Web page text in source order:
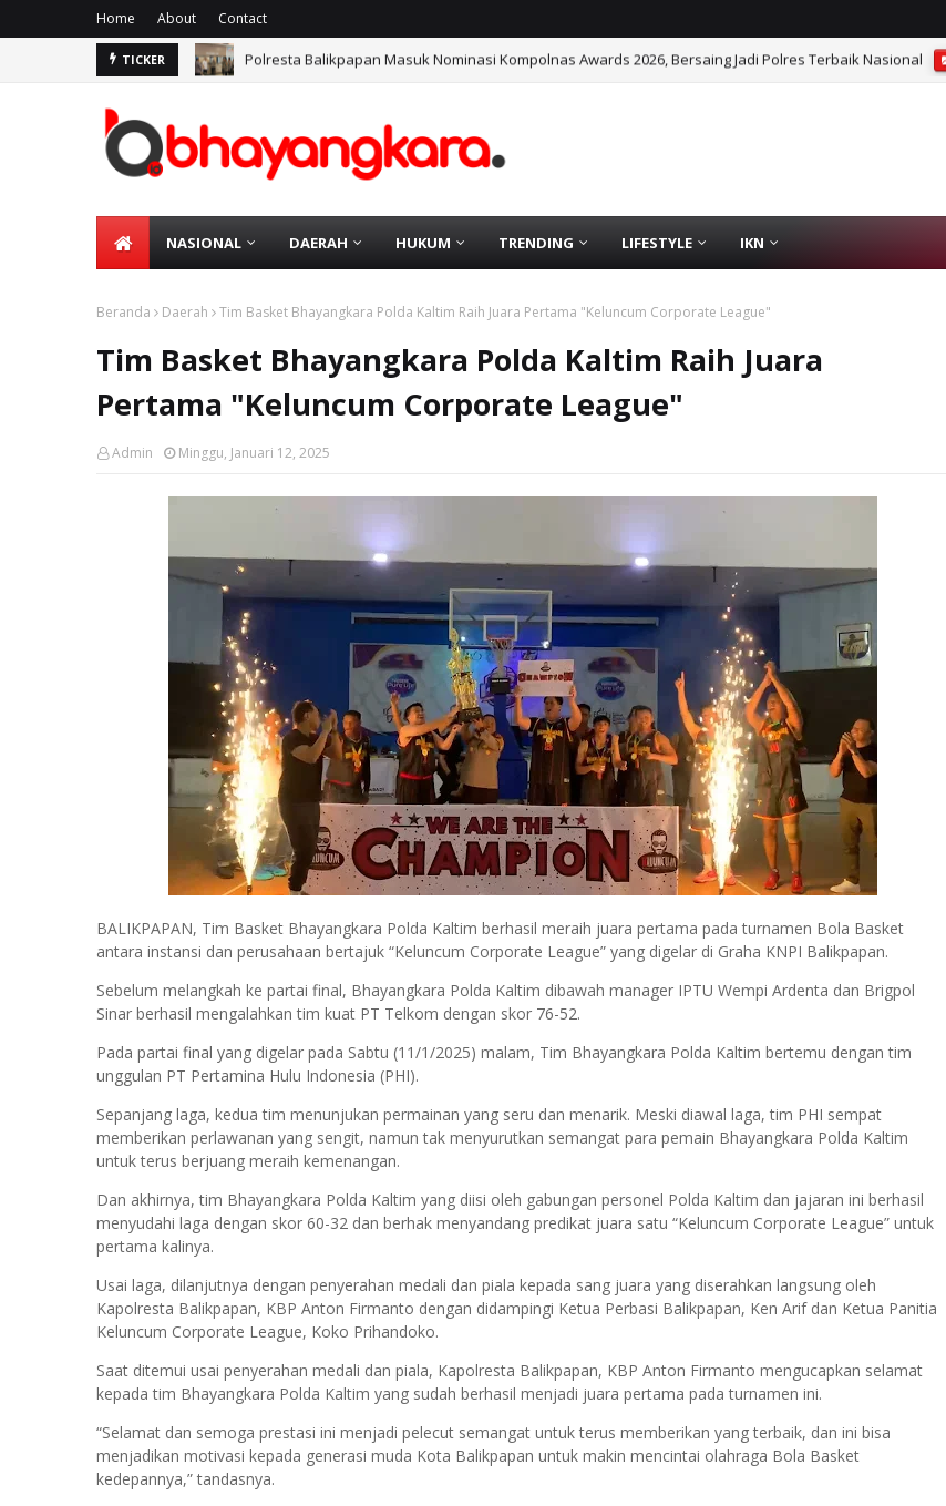
Home About Contact
TICKER
Polresta Balikpapan Masuk Nominasi Kompolnas Awards 2026, Bersaing Jadi Polres Terbaik Nasional
Wakapolresta Balikpapan: Tidak Ada Kompromi bagi Pelaku Kejahatan Narkotika DAERAH
NASIONAL DAERAH HUKUM TRENDING LIFESTYLE IKN
Beranda Daerah Tim Basket Bhayangkara Polda Kaltim Raih Juara Pertama "Keluncum Corporate League"
Tim Basket Bhayangkara Polda Kaltim Raih Juara
Pertama "Keluncum Corporate League"
Admin Minggu, Januari 12, 2025
BALIKPAPAN, Tim Basket Bhayangkara Polda Kaltim berhasil meraih juara pertama pada turnamen Bola Basket
antara instansi dan perusahaan bertajuk “Keluncum Corporate League” yang digelar di Graha KNPI Balikpapan.
Sebelum melangkah ke partai final, Bhayangkara Polda Kaltim dibawah manager IPTU Wempi Ardenta dan Brigpol
Sinar berhasil mengalahkan tim kuat PT Telkom dengan skor 76-52.
Pada partai final yang digelar pada Sabtu (11/1/2025) malam, Tim Bhayangkara Polda Kaltim bertemu dengan tim
unggulan PT Pertamina Hulu Indonesia (PHI).
Sepanjang laga, kedua tim menunjukan permainan yang seru dan menarik. Meski diawal laga, tim PHI sempat
memberikan perlawanan yang sengit, namun tak menyurutkan semangat para pemain Bhayangkara Polda Kaltim
untuk terus berjuang meraih kemenangan.
Dan akhirnya, tim Bhayangkara Polda Kaltim yang diisi oleh gabungan personel Polda Kaltim dan jajaran ini berhasil
menyudahi laga dengan skor 60-32 dan berhak menyandang predikat juara satu “Keluncum Corporate League” untuk
pertama kalinya.
Usai laga, dilanjutnya dengan penyerahan medali dan piala kepada sang juara yang diserahkan langsung oleh
Kapolresta Balikpapan, KBP Anton Firmanto dengan didampingi Ketua Perbasi Balikpapan, Ken Arif dan Ketua Panitia
Keluncum Corporate League, Koko Prihandoko.
Saat ditemui usai penyerahan medali dan piala, Kapolresta Balikpapan, KBP Anton Firmanto mengucapkan selamat
kepada tim Bhayangkara Polda Kaltim yang sudah berhasil menjadi juara pertama pada turnamen ini.
“Selamat dan semoga prestasi ini menjadi pelecut semangat untuk terus memberikan yang terbaik, dan ini bisa
menjadikan motivasi kepada generasi muda Kota Balikpapan untuk makin mencintai olahraga Bola Basket
kedepannya,” tandasnya.